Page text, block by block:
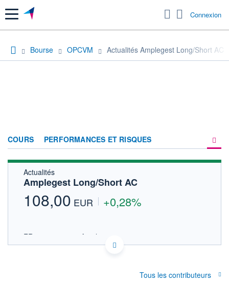
Menu Connexion
Bourse OPCVM Actualités Amplegest Long/Short AC
COURS PERFORMANCES ET RISQUES
FORUM
Actualités
Amplegest Long/Short AC
108,00 EUR +0,28%
FR0013203650 - Amplegest
OPCVM DERNIER COURS CONNU AU 29/09/2023
Tous les contributeurs